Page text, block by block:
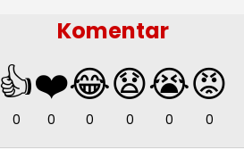
Komentar
👍
0
❤️
0
😂
0
😧
0
😭
0
😡
0